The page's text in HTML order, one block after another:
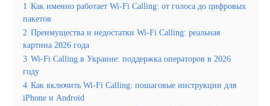
1 Как именно работает Wi-Fi Calling: от голоса до цифровых
пакетов
2 Преимущества и недостатки Wi-Fi Calling: реальная
картина 2026 года
3 Wi-Fi Calling в Украине: поддержка операторов в 2026
году
4 Как включить Wi-Fi Calling: пошаговые инструкции для
iPhone и Android